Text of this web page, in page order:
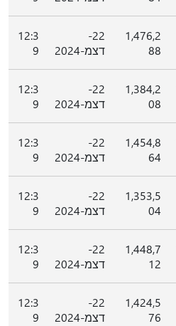
1,476,2
88
22-
דצמ-2024
12:3
9
1,384,2
08
22-
דצמ-2024
12:3
9
1,454,8
64
22-
דצמ-2024
12:3
9
1,353,5
04
22-
דצמ-2024
12:3
9
1,448,7
12
22-
דצמ-2024
12:3
9
1,424,5
76
22-
דצמ-2024
12:3
9